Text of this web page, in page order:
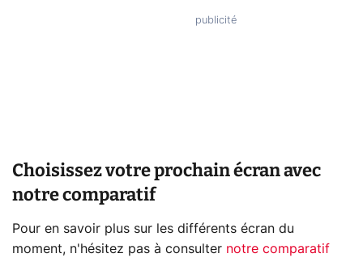
Choisissez votre prochain écran avec
notre comparatif
Pour en savoir plus sur les différents écran du
moment, n'hésitez pas à consulter notre comparatif